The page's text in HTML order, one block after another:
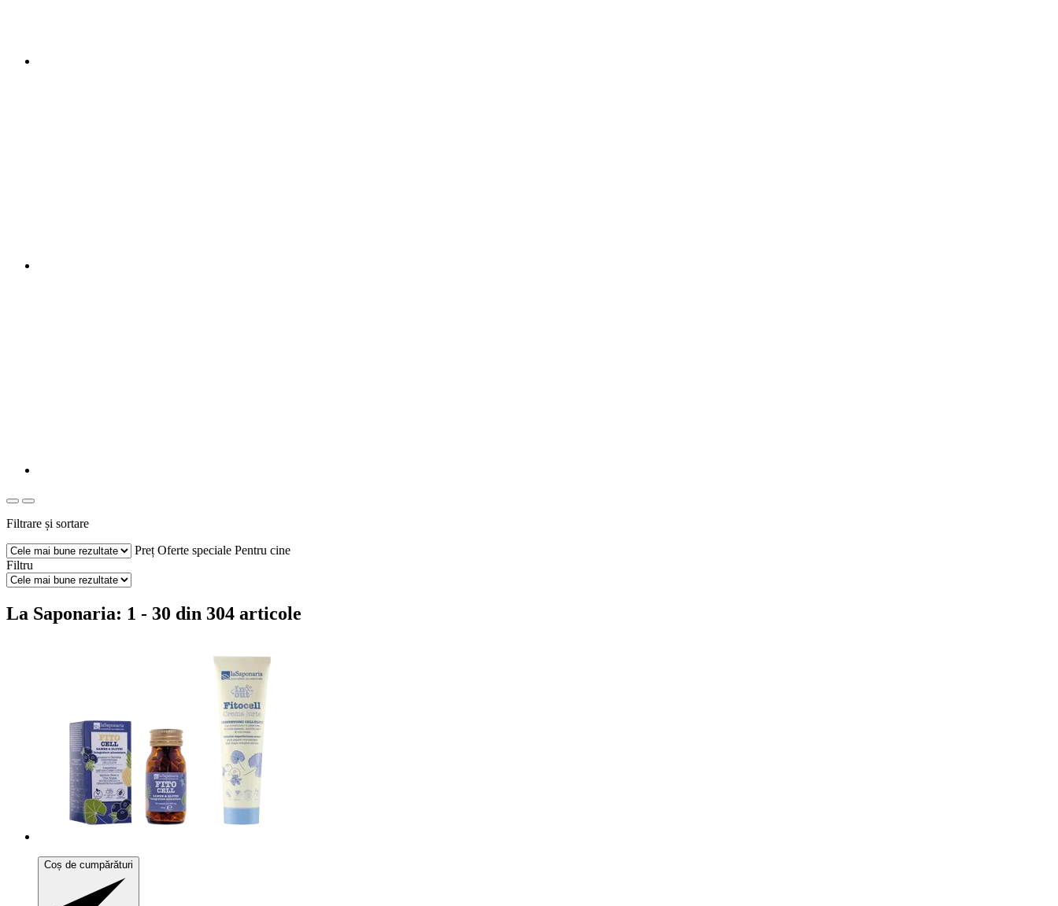
Filtrare și sortare
Preț Oferte speciale Pentru cine
Filtru
La Saponaria: 1 - 30 din 304 articole
Coș de cumpărături